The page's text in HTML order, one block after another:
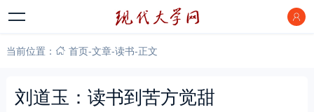
当前位置： 首页-文章-读书-正文
刘道玉：读书到苦方觉甜